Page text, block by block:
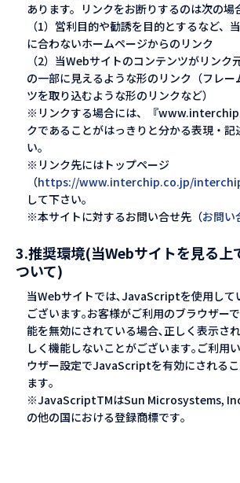
あります。リンクをお断りするのは次の場
（1）営利目的や勧誘を目的とするなど、
に合わないホームページからのリンク
（2）当Webサイトのコンテンツがリンク
の一部に見えるような形のリンク（フレー
ツを取り込むような形のリンクなど）
※リンクする場合には、『
クであることがはっきりと分かる表現・記
い。
※リンク先にはトップページ
（https://www.interchip.co.jp/
して下さい。
※本サイトに対するお問い合せ先（お問い
3.推奨環境(当Webサイトを見る上
ついて)
当Webサイトでは､JavaScriptを使用して
ございます｡お客様がご利用のブラウザー
能を無効にされている場合､正しく表示さ
しく機能しないことがございます｡ご利用
ウザー設定でJavaScriptを有効にされる
ます｡
※JavaScriptTMはSun Microsystems,
の他の国における登録商標です｡